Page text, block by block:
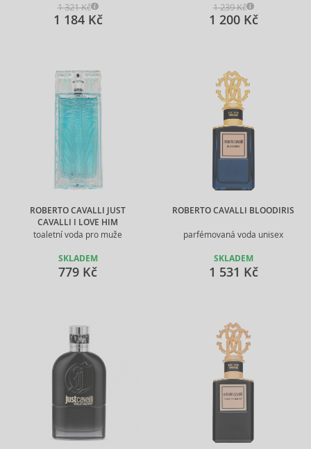
1 321 Kč
1 184 Kč
1 239 Kč
1 200 Kč
ROBERTO CAVALLI JUST
CAVALLI I LOVE HIM
toaletní voda pro muže
SKLADEM
779 Kč
ROBERTO CAVALLI BLOODIRIS
parfémovaná voda unisex
SKLADEM
1 531 Kč